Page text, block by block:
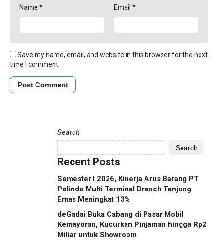
Name * Email *
Save my name, email, and website in this browser for the next
time I comment.
Search
Search
Recent Posts
Semester I 2026, Kinerja Arus Barang PT
Pelindo Multi Terminal Branch Tanjung
Emas Meningkat 13%
deGadai Buka Cabang di Pasar Mobil
Kemayoran, Kucurkan Pinjaman hingga Rp2
Miliar untuk Showroom